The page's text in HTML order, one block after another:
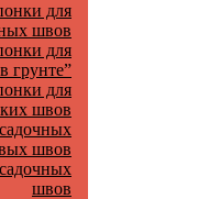
для
швов
для
грунте”
для
швов
швов
швов